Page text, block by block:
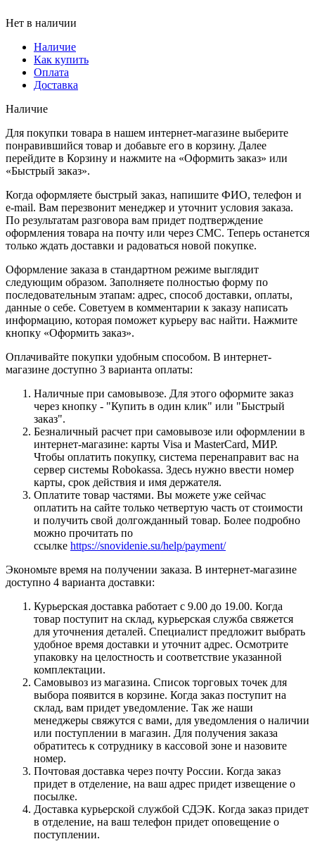
Нет в наличии
Наличие
Как купить
Оплата
Доставка
Наличие
Для покупки товара в нашем интернет-магазине выберите
понравившийся товар и добавьте его в корзину. Далее
перейдите в Корзину и нажмите на «Оформить заказ» или
«Быстрый заказ».
Когда оформляете быстрый заказ, напишите ФИО, телефон и
e-mail. Вам перезвонит менеджер и уточнит условия заказа.
По результатам разговора вам придет подтверждение
оформления товара на почту или через СМС. Теперь останется
только ждать доставки и радоваться новой покупке.
Оформление заказа в стандартном режиме выглядит
следующим образом. Заполняете полностью форму по
последовательным этапам: адрес, способ доставки, оплаты,
данные о себе. Советуем в комментарии к заказу написать
информацию, которая поможет курьеру вас найти. Нажмите
кнопку «Оформить заказ».
Оплачивайте покупки удобным способом. В интернет-
магазине доступно 3 варианта оплаты:
Наличные при самовывозе. Для этого оформите заказ
через кнопку - "Купить в один клик" или "Быстрый
заказ".
Безналичный расчет при самовывозе или оформлении в
интернет-магазине: карты Visa и MasterCard, МИР.
Чтобы оплатить покупку, система перенаправит вас на
сервер системы Robokassa. Здесь нужно ввести номер
карты, срок действия и имя держателя.
Оплатите товар частями. Вы можете уже сейчас
оплатить на сайте только четвертую часть от стоимости
и получить свой долгожданный товар. Более подробно
можно прочитать по
ссылке https://snovidenie.su/help/payment/
Экономьте время на получении заказа. В интернет-магазине
доступно 4 варианта доставки:
Курьерская доставка работает с 9.00 до 19.00. Когда
товар поступит на склад, курьерская служба свяжется
для уточнения деталей. Специалист предложит выбрать
удобное время доставки и уточнит адрес. Осмотрите
упаковку на целостность и соответствие указанной
комплектации.
Самовывоз из магазина. Список торговых точек для
выбора появится в корзине. Когда заказ поступит на
склад, вам придет уведомление. Так же наши
менеджеры свяжутся с вами, для уведомления о наличии
или поступлении в магазин. Для получения заказа
обратитесь к сотруднику в кассовой зоне и назовите
номер.
Почтовая доставка через почту России. Когда заказ
придет в отделение, на ваш адрес придет извещение о
посылке.
Доставка курьерской службой СДЭК. Когда заказ придет
в отделение, на ваш телефон придет оповещение о
поступлении.